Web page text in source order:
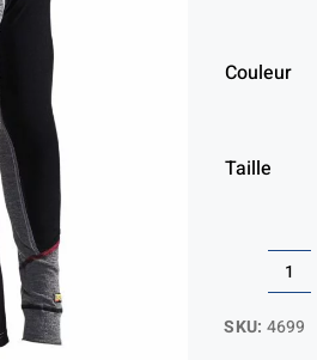
Couleur
Taille
de
SKU: 4699